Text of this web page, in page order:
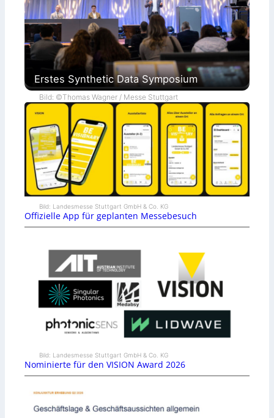
Erstes Synthetic Data Symposium
Bild: ©Thomas Wagner / Messe Stuttgart
Bild: Landesmesse Stuttgart GmbH & Co. KG
Offizielle App für geplanten Messebesuch
Bild: Landesmesse Stuttgart GmbH & Co. KG
Nominierte für den VISION Award 2026